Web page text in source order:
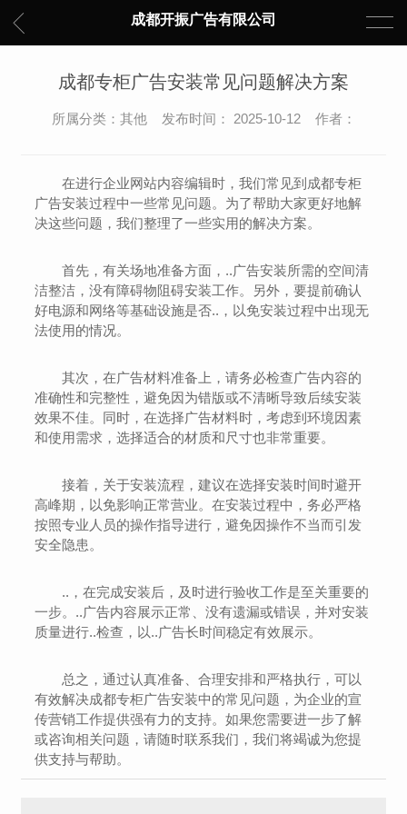
成都开振广告有限公司
成都专柜广告安装常见问题解决方案
所属分类：其他 发布时间： 2025-10-12 作者：
在进行企业网站内容编辑时，我们常见到成都专柜
广告安装过程中一些常见问题。为了帮助大家更好地解
决这些问题，我们整理了一些实用的解决方案。
首先，有关场地准备方面，..广告安装所需的空间清
洁整洁，没有障碍物阻碍安装工作。另外，要提前确认
好电源和网络等基础设施是否..，以免安装过程中出现无
法使用的情况。
其次，在广告材料准备上，请务必检查广告内容的
准确性和完整性，避免因为错版或不清晰导致后续安装
效果不佳。同时，在选择广告材料时，考虑到环境因素
和使用需求，选择适合的材质和尺寸也非常重要。
接着，关于安装流程，建议在选择安装时间时避开
高峰期，以免影响正常营业。在安装过程中，务必严格
按照专业人员的操作指导进行，避免因操作不当而引发
安全隐患。
..，在完成安装后，及时进行验收工作是至关重要的
一步。..广告内容展示正常、没有遗漏或错误，并对安装
质量进行..检查，以..广告长时间稳定有效展示。
总之，通过认真准备、合理安排和严格执行，可以
有效解决成都专柜广告安装中的常见问题，为企业的宣
传营销工作提供强有力的支持。如果您需要进一步了解
或咨询相关问题，请随时联系我们，我们将竭诚为您提
供支持与帮助。